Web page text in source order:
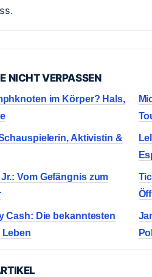
NICHT VERPASSEN
im Körper? Hals,
Aktivistin &
Vom Gefängnis zum
Cash: Die bekanntesten